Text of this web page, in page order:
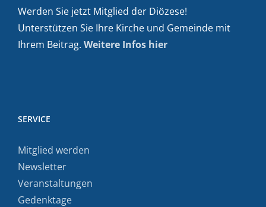
Werden Sie jetzt Mitglied der Diözese!
Unterstützen Sie Ihre Kirche und Gemeinde mit
Ihrem Beitrag. Weitere Infos hier
SERVICE
Mitglied werden
Newsletter
Veranstaltungen
Gedenktage